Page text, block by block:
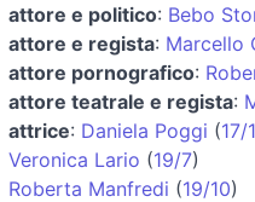
attore e politico: Bebo
attore e regista: Marcello
attore pornografico:
attore teatrale e regista:
attrice: Daniela Poggi (17/
Veronica Lario (19/7)
Roberta Manfredi (19/10)